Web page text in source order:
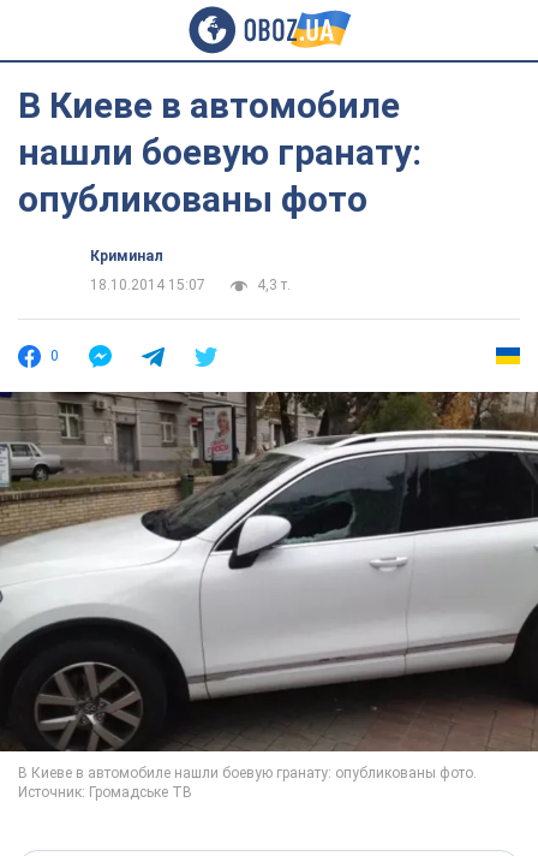
В Киеве в автомобиле
нашли боевую гранату:
опубликованы фото
Криминал
18.10.2014 15:07
4,3 т.
0